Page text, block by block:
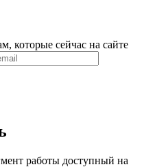
которые сейчас на сайте
работы доступный на